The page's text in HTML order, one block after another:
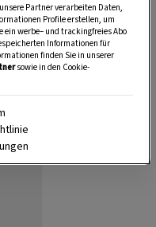
Partner verarbeiten Daten,
Profile erstellen, um
werbe– und trackingfreies Abo
Informationen für
finden Sie in unserer
sowie in den Cookie-